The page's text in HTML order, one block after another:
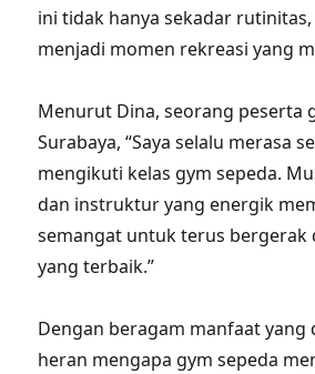
ini tidak hanya sekadar
menjadi momen rekreasi yang
Menurut Dina, seorang peserta
Surabaya, “Saya selalu merasa
mengikuti kelas gym sepeda.
dan instruktur yang energik
semangat untuk terus bergerak
yang terbaik.”
Dengan beragam manfaat
heran mengapa gym sepeda